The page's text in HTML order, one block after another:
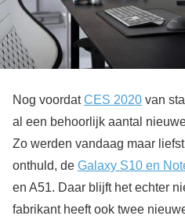
Nog voordatCES 2020 van
al een behoorlijk aantal
Zo werden vandaag maar
onthuld, de Galaxy S10 en
en A51. Daar blijft het echter
fabrikant heeft ook twee